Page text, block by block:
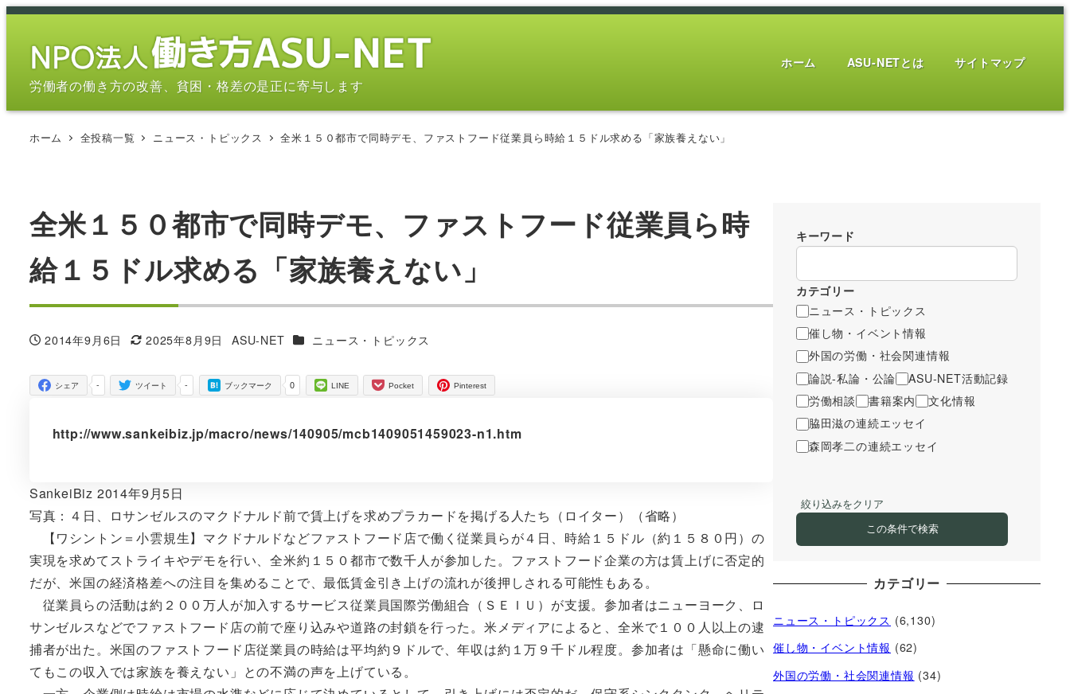
メ
労働者の働き方の改善、貧困・格差の是正に寄与します
ホーム ASU-NETとは サイトマップ
ホーム 全投稿一覧 ニュース・トピックス 全米１５０都市で同時デモ、ファストフード従業員ら時給１５ドル求める「家族養えない」
全米１５０都市で同時デモ、ファストフード従業員ら時
給１５ドル求める「家族養えない」
投稿日
2014年9月6日
更新日
2025年8月9日
著
ASU-NET カテゴリー
ニュース・トピックス
-
シェア -
ツイート 0
ブックマーク LINE Pocket Pinterest
http://www.sankeibiz.jp/macro/news/140905/mcb1409051459023-n1.htm
SankeiBiz 2014年9月5日
写真：４日、ロサンゼルスのマクドナルド前で賃上げを求めプラカードを掲げる人たち（ロイター）（省略）
【ワシントン＝小雲規生】マクドナルドなどファストフード店で働く従業員らが４日、時給１５ドル（約１５８０円）の
実現を求めてストライキやデモを行い、全米約１５０都市で数千人が参加した。ファストフード企業の方は賃上げに否定的
だが、米国の経済格差への注目を集めることで、最低賃金引き上げの流れが後押しされる可能性もある。
従業員らの活動は約２００万人が加入するサービス従業員国際労働組合（ＳＥＩＵ）が支援。参加者はニューヨーク、ロ
サンゼルスなどでファストフード店の前で座り込みや道路の封鎖を行った。米メディアによると、全米で１００人以上の逮
捕者が出た。米国のファストフード店従業員の時給は平均約９ドルで、年収は約１万９千ドル程度。参加者は「懸命に働い
てもこの収入では家族を養えない」との不満の声を上げている。
キーワード
カテゴリー
ニュース・トピックス
催し物・イベント情報
外国の労働・社会関連情報
論説-私論・公論
ASU-NET活動記録
労働相談
書籍案内
文化情報
脇田滋の連続エッセイ
森岡孝二の連続エッセイ
絞り込みをクリア
この条件で検索
カテゴリー
ニュース・トピックス (6,130)
催し物・イベント情報 (62)
外国の労働・社会関連情報 (34)